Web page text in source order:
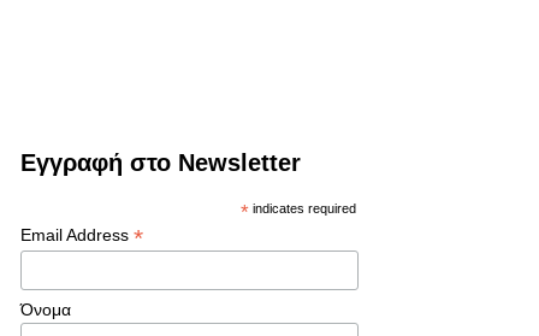
Εγγραφή στο Newsletter
* indicates required
Email Address *
Όνομα